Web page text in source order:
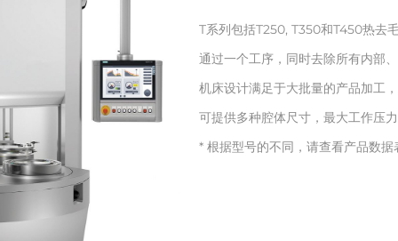
T系列包括T250, T350和T450热去
通过一个工序，同时去除所有内部
机床设计满足于大批量的产品加工
可提供多种腔体尺寸，最大工作压
* 根据型号的不同，请查看产品数